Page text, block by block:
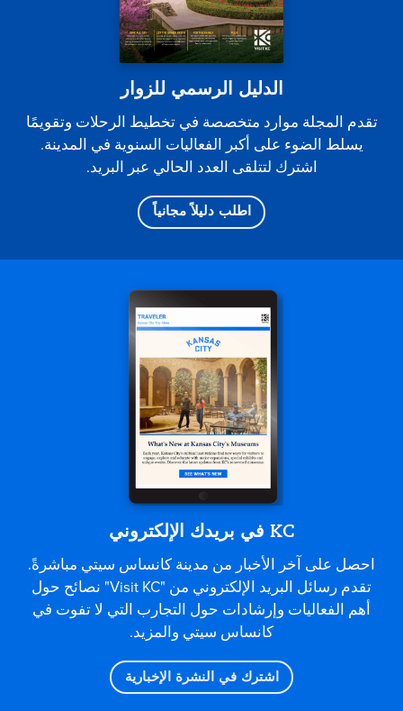
الدليل الرسمي للزوار
تقدم المجلة موارد متخصصة في تخطيط الرحلات وتقويمًا
يسلط الضوء على أكبر الفعاليات السنوية في المدينة.
اشترك لتتلقى العدد الحالي عبر البريد.
اطلب دليلاً مجانياً
KC في بريدك الإلكتروني
احصل على آخر الأخبار من مدينة كانساس سيتي مباشرةً.
تقدم رسائل البريد الإلكتروني من "Visit KC" نصائح حول
أهم الفعاليات وإرشادات حول التجارب التي لا تفوت في
كانساس سيتي والمزيد.
اشترك في النشرة الإخبارية